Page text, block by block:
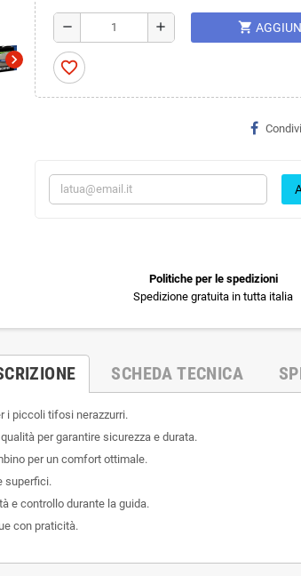
chevron_right
remove add shopping_cart
favorite_border
Politiche per le spedizioni
Spedizione gratuita in tutta italia
SCHEDA TECNICA
i piccoli tifosi nerazzurri.
per garantire sicurezza e durata.
per un comfort ottimale.
superfici.
e controllo durante la guida.
con praticità.